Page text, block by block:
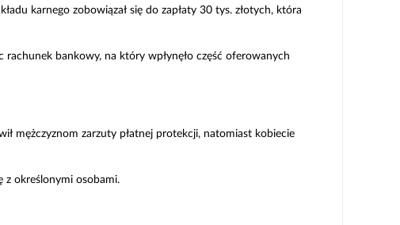
karnego zobowiązał się do zapłaty 30 tys. złotych, która
bankowy, na który wpłynęło część oferowanych
mężczyznom zarzuty płatnej protekcji, natomiast kobiecie
z określonymi osobami.